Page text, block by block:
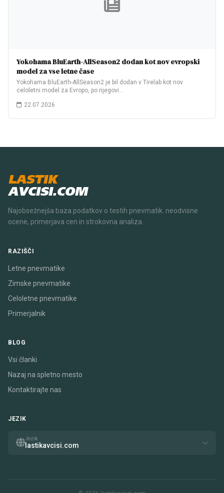
Yokohama BluEarth-AllSeason2 dodan kot nov evropski
model za vse letne čase
Yokohama BluEarth-AllSeason2 je bil dodan v Tirelab kot nov
celoletni model za Evropo, po njegovi…
22.07.2026
LASTIK
AVCISI.COM
Najobsežnejša baza podatkov o testih pnevmatik. neodvisne
ocene, primerjava cen in strokovna analiza.
RAZIŠČI
Letne pnevmatike
Zimske pnevmatike
Celoletne pnevmatike
Primerjalnik
BLOG
Vsi članki
Nazaj na spletno mesto
Kontaktirajte nas
JEZIK
Jezik
lastikavcisi.com